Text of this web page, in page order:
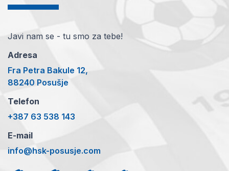
Javi nam se - tu smo za tebe!
Adresa
Fra Petra Bakule 12,
88240 Posušje
Telefon
+387 63 538 143
E-mail
info@hsk-posusje.com